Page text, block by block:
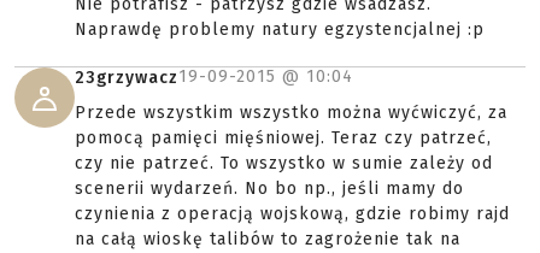
Nie potrafisz - patrzysz gdzie wsadzasz.
Naprawdę problemy natury egzystencjalnej :p
23grzywacz19-09-2015 @ 10:04
Przede wszystkim wszystko można wyćwiczyć, za
pomocą pamięci mięśniowej. Teraz czy patrzeć,
czy nie patrzeć. To wszystko w sumie zależy od
scenerii wydarzeń. No bo np., jeśli mamy do
czynienia z operacją wojskową, gdzie robimy rajd
na całą wioskę talibów to zagrożenie tak na